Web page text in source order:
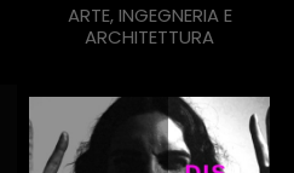
ARTE, INGEGNERIA E
ARCHITETTURA